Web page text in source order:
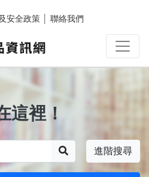
安全政策 聯絡我們
這裡！
進階搜尋